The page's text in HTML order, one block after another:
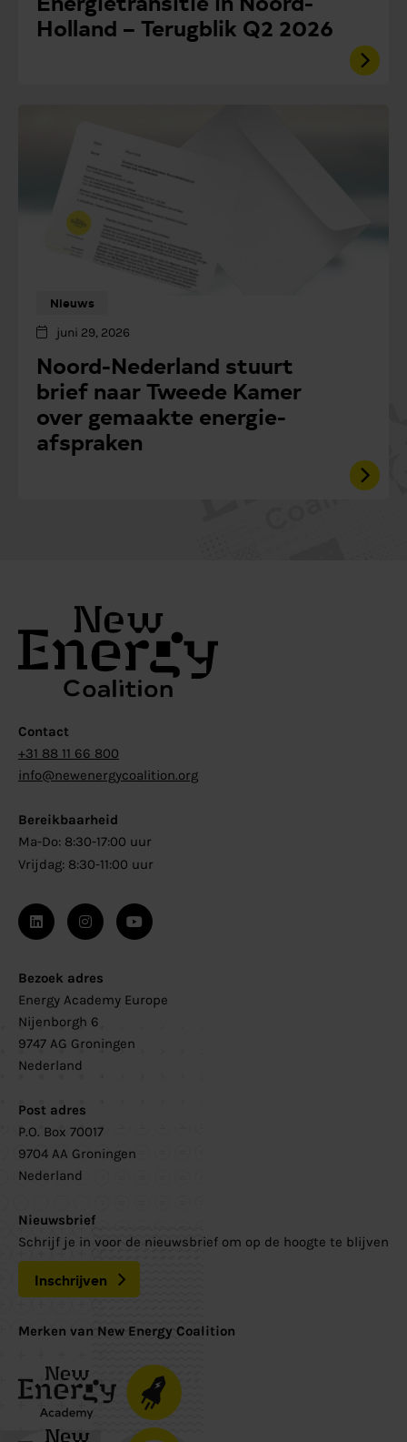
Holland – Terugblik Q2 2026
Nieuws
juni 29, 2026
Noord-Nederland stuurt
brief naar Tweede Kamer
over gemaakte energie-
afspraken
Contact
+31 88 11 66 800
info@newenergycoalition.org
Bereikbaarheid
Ma-Do: 8:30-17:00 uur
Vrijdag: 8:30-11:00 uur
Bezoek adres
Energy Academy Europe
Nijenborgh 6
9747 AG Groningen
Nederland
Post adres
P.O. Box 70017
9704 AA Groningen
Nederland
Nieuwsbrief
Schrijf je in voor de nieuwsbrief om op de hoogte te blijven
Inschrijven
Merken van New Energy Coalition